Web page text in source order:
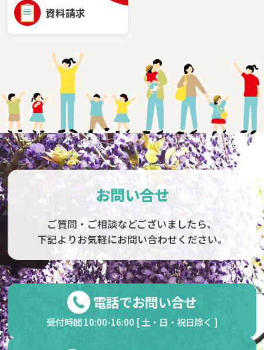
資料請求
お問い合せ
ご質問・ご相談などございましたら、
下記よりお気軽にお問い合わせください。
電話でお問い合せ
受付時間 10:00-16:00 [ 土・日・祝日除く ]